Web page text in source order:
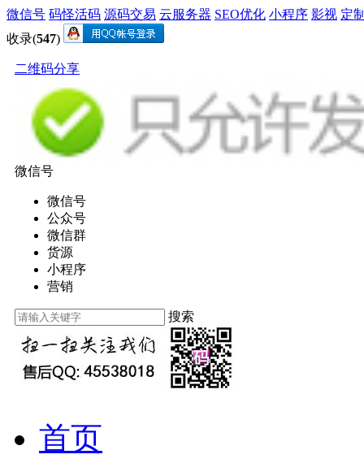
微信号 码怪活码 源码交易 云服务器 SEO优化 小程序 影视 定
收录(547)
二维码分享
微信号
微信号
公众号
微信群
货源
小程序
营销
搜索
首页